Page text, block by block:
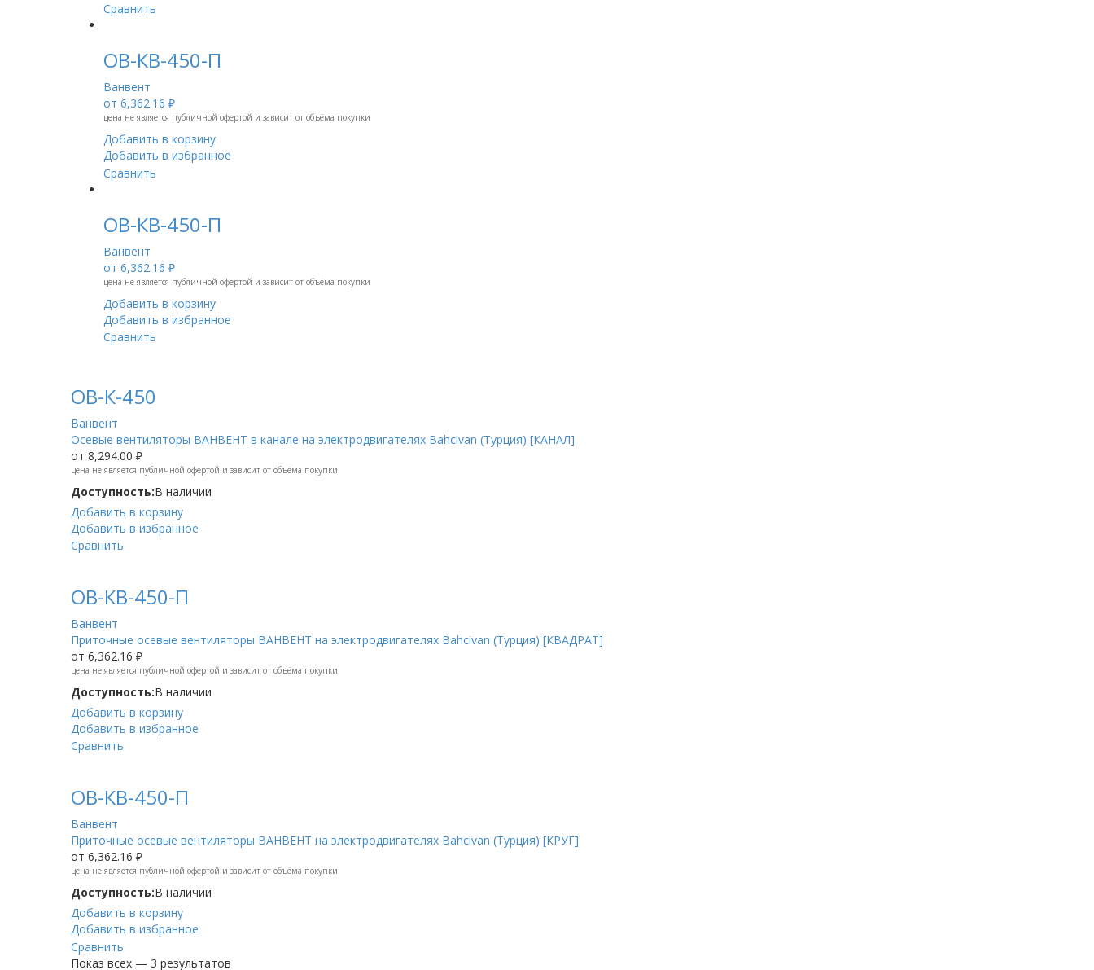
Сравнить
ОВ-КВ-450-П
Ванвент
от 6,362.16 ₽
цена не является публичной офертой и зависит от объёма покупки
Добавить в корзину
Добавить в избранное
Сравнить
ОВ-КВ-450-П
Ванвент
от 6,362.16 ₽
цена не является публичной офертой и зависит от объёма покупки
Добавить в корзину
Добавить в избранное
Сравнить
ОВ-К-450
Ванвент
Осевые вентиляторы ВАНВЕНТ в канале на электродвигателях Bahcivan (Турция) [КАНАЛ]
от 8,294.00 ₽
цена не является публичной офертой и зависит от объёма покупки
Доступность:В наличии
Добавить в корзину
Добавить в избранное
Сравнить
ОВ-КВ-450-П
Ванвент
Приточные осевые вентиляторы ВАНВЕНТ на электродвигателях Bahcivan (Турция) [КВАДРАТ]
от 6,362.16 ₽
цена не является публичной офертой и зависит от объёма покупки
Доступность:В наличии
Добавить в корзину
Добавить в избранное
Сравнить
ОВ-КВ-450-П
Ванвент
Приточные осевые вентиляторы ВАНВЕНТ на электродвигателях Bahcivan (Турция) [КРУГ]
от 6,362.16 ₽
цена не является публичной офертой и зависит от объёма покупки
Доступность:В наличии
Добавить в корзину
Добавить в избранное
Сравнить
Показ всех — 3 результатов